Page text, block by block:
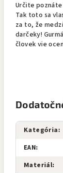
Určite poznáte
Tak toto sa
za to, že
darčeky!
človek vie
Kategória:
EAN:
Materiál: